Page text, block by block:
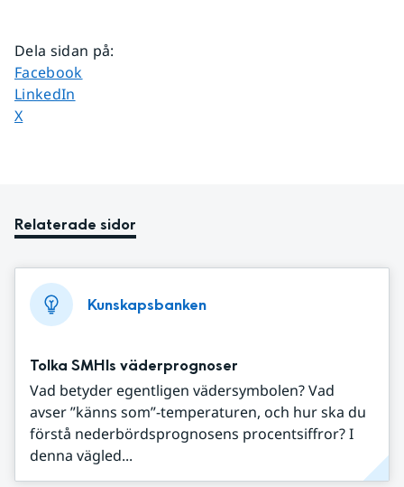
Dela sidan på:
Dela sidan på
Facebook
Dela sidan på
LinkedIn
Dela sidan på
X
Relaterade sidor
Kunskapsbanken
Tolka SMHIs väderprognoser
Vad betyder egentligen vädersymbolen? Vad
avser ”känns som”-temperaturen, och hur ska du
förstå nederbördsprognosens procentsiffror? I
denna vägled...